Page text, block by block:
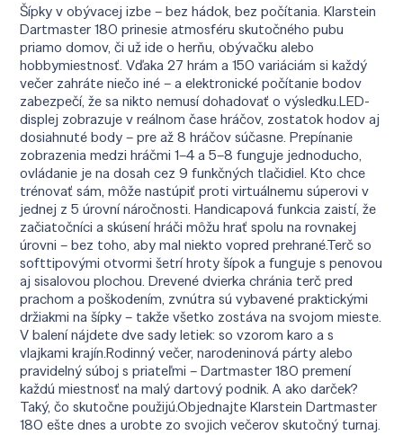
Šípky v obývacej izbe – bez hádok, bez počítania. Klarstein
Dartmaster 180 prinesie atmosféru skutočného pubu
priamo domov, či už ide o herňu, obývačku alebo
hobbymiestnosť. Vďaka 27 hrám a 150 variáciám si každý
večer zahráte niečo iné – a elektronické počítanie bodov
zabezpečí, že sa nikto nemusí dohadovať o výsledku.LED-
displej zobrazuje v reálnom čase hráčov, zostatok hodov aj
dosiahnuté body – pre až 8 hráčov súčasne. Prepínanie
zobrazenia medzi hráčmi 1–4 a 5–8 funguje jednoducho,
ovládanie je na dosah cez 9 funkčných tlačidiel. Kto chce
trénovať sám, môže nastúpiť proti virtuálnemu súperovi v
jednej z 5 úrovní náročnosti. Handicapová funkcia zaistí, že
začiatočníci a skúsení hráči môžu hrať spolu na rovnakej
úrovni – bez toho, aby mal niekto vopred prehrané.Terč so
softtipovými otvormi šetrí hroty šípok a funguje s penovou
aj sisalovou plochou. Drevené dvierka chránia terč pred
prachom a poškodením, zvnútra sú vybavené praktickými
držiakmi na šípky – takže všetko zostáva na svojom mieste.
V balení nájdete dve sady letiek: so vzorom karo a s
vlajkami krajín.Rodinný večer, narodeninová párty alebo
pravidelný súboj s priateľmi – Dartmaster 180 premení
každú miestnosť na malý dartový podnik. A ako darček?
Taký, čo skutočne použijú.Objednajte Klarstein Dartmaster
180 ešte dnes a urobte zo svojich večerov skutočný turnaj.